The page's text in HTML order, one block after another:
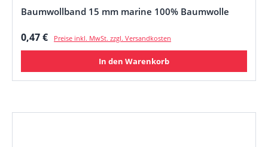
Baumwollband 15 mm marine 100% Baumwolle
Regulärer Preis:
0,47 € Preise inkl. MwSt. zzgl. Versandkosten
In den Warenkorb